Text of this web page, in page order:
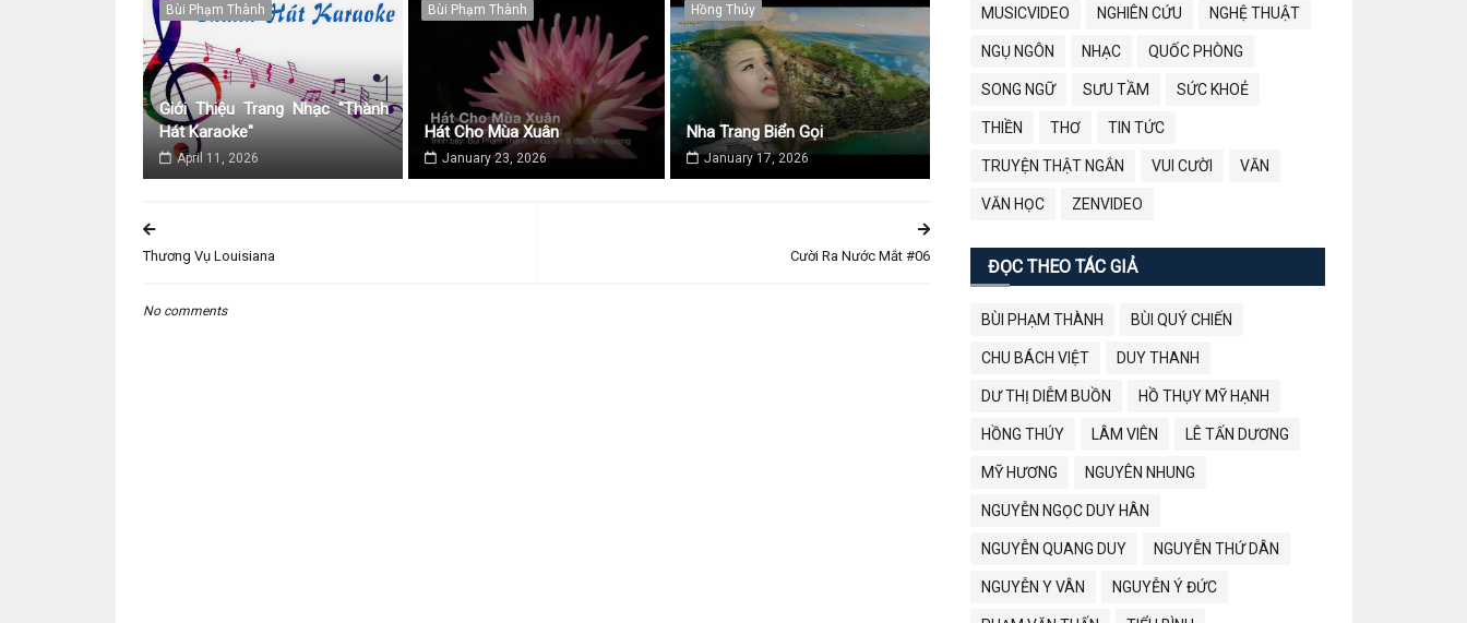
Bùi Phạm Thành
Giới Thiệu Trang Nhạc "Thành
Hát Karaoke"
April 11, 2026
Bùi Phạm Thành
Hát Cho Mùa Xuân
January 23, 2026
Hồng Thúy
Nha Trang Biển Gọi
January 17, 2026
Cười Ra Nước Mắt #06
Thương Vụ Louisiana
No comments
MUSICVIDEO NGHIÊN CỨU NGHỆ THUẬT
NGỤ NGÔN NHẠC QUỐC PHÒNG
SONG NGỮ SƯU TẦM SỨC KHOẺ
THIỀN THƠ TIN TỨC
TRUYỆN THẬT NGẮN VUI CƯỜI VĂN
VĂN HỌC ZENVIDEO
ĐỌC THEO TÁC GIẢ
BÙI PHẠM THÀNH BÙI QUÝ CHIẾN
CHU BÁCH VIỆT DUY THANH
DƯ THỊ DIỄM BUỒN HỒ THỤY MỸ HẠNH
HỒNG THÚY LÂM VIÊN LÊ TẤN DƯƠNG
MỸ HƯƠNG NGUYÊN NHUNG
NGUYỄN NGỌC DUY HÂN
NGUYỄN QUANG DUY NGUYỄN THỨ DÂN
NGUYỄN Y VÂN NGUYỄN Ý ĐỨC